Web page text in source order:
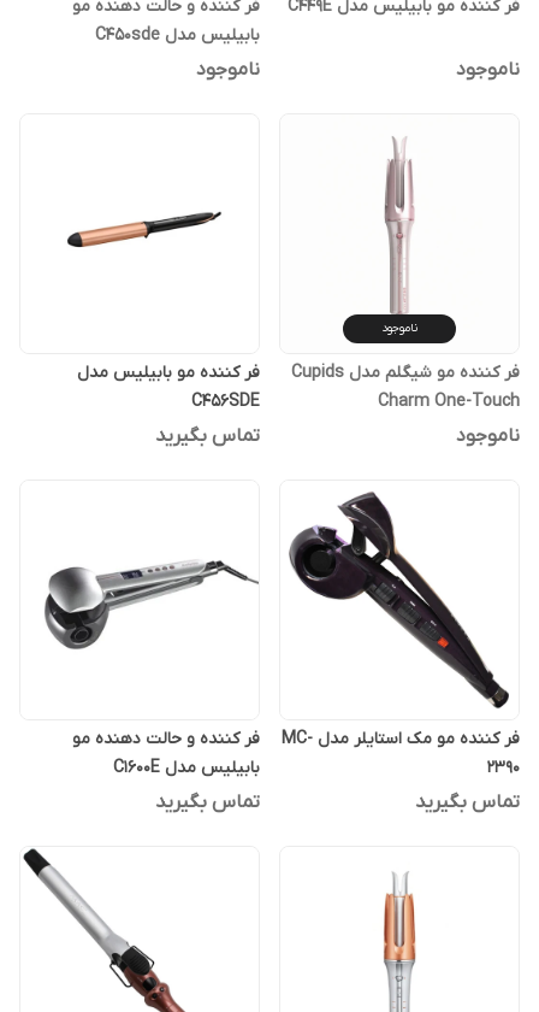
فر کننده مو بابیلیس مدل C449E
ناموجود
فر کننده و حالت دهنده مو
بابیلیس مدل C450sde
ناموجود
ناموجود
فر کننده مو شیگلم مدل Cupids
Charm One-Touch
ناموجود
فر کننده مو بابیلیس مدل
C456SDE
تماس بگیرید
فر کننده مو مک استایلر مدل MC-
2390
تماس بگیرید
فر کننده و حالت دهنده مو
بابیلیس مدل C1600E
تماس بگیرید